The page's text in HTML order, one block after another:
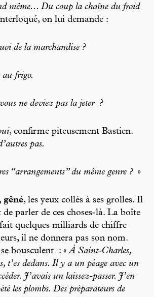
même... Du coup la chaîne du froid
on lui demande :
de la marchandise ?
au frigo.
ne deviez pas la jeter ?
, confirme piteusement Bastien.
pas.
“arrangements” du même genre ? »
, les yeux collés à ses grolles. Il
parler de ces choses-là. La boîte
quelques milliards de chiffre
il ne donnera pas son nom.
se bousculent : «À Saint-Charles,
t’es dedans. Il y a un péage avec un
J’avais un laissez-passer. J’en
les plombs. Des préparateurs de